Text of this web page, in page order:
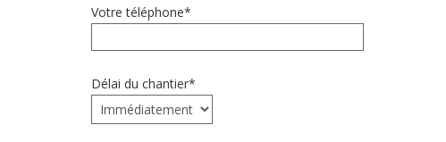
Votre téléphone*
Délai du chantier*